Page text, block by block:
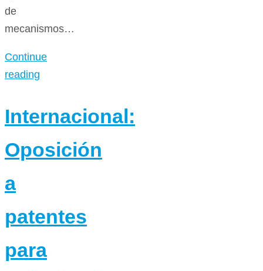
de
mecanismos…
Continue
reading
Internacional:
Oposición
a
patentes
para